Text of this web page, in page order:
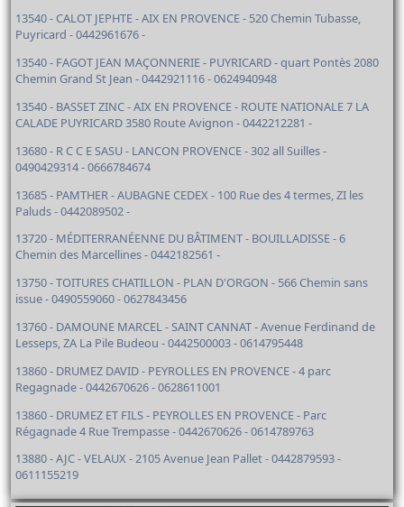
13540 - CALOT JEPHTE - AIX EN PROVENCE - 520 Chemin Tubasse,
Puyricard - 0442961676 -
13540 - FAGOT JEAN MAÇONNERIE - PUYRICARD - quart Pontès 2080
Chemin Grand St Jean - 0442921116 - 0624940948
13540 - BASSET ZINC - AIX EN PROVENCE - ROUTE NATIONALE 7 LA
CALADE PUYRICARD 3580 Route Avignon - 0442212281 -
13680 - R C C E SASU - LANCON PROVENCE - 302 all Suilles -
0490429314 - 0666784674
13685 - PAMTHER - AUBAGNE CEDEX - 100 Rue des 4 termes, ZI les
Paluds - 0442089502 -
13720 - MÉDITERRANÉENNE DU BÂTIMENT - BOUILLADISSE - 6
Chemin des Marcellines - 0442182561 -
13750 - TOITURES CHATILLON - PLAN D'ORGON - 566 Chemin sans
issue - 0490559060 - 0627843456
13760 - DAMOUNE MARCEL - SAINT CANNAT - Avenue Ferdinand de
Lesseps, ZA La Pile Budeou - 0442500003 - 0614795448
13860 - DRUMEZ DAVID - PEYROLLES EN PROVENCE - 4 parc
Regagnade - 0442670626 - 0628611001
13860 - DRUMEZ ET FILS - PEYROLLES EN PROVENCE - Parc
Régagnade 4 Rue Trempasse - 0442670626 - 0614789763
13880 - AJC - VELAUX - 2105 Avenue Jean Pallet - 0442879593 -
0611155219